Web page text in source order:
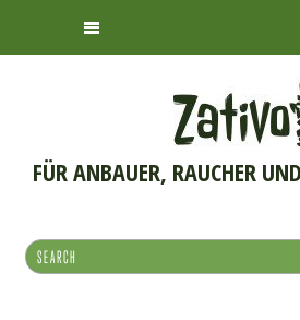
FÜR ANBAUER, RAUCHER